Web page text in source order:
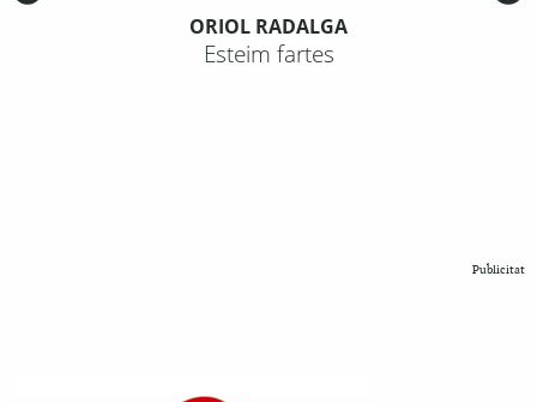
ORIOL RADALGA
Esteim fartes
Publicitat